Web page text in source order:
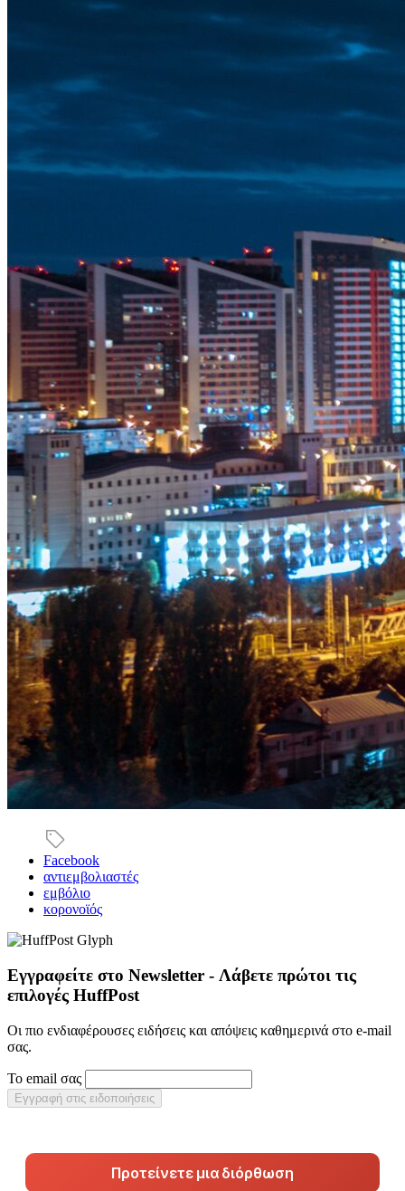
Facebook
αντιεμβολιαστές
εμβόλιο
κορονοϊός
Εγγραφείτε στο Newsletter - Λάβετε πρώτοι τις
επιλογές HuffPost
Οι πιο ενδιαφέρουσες ειδήσεις και απόψεις καθημερινά στο e-mail
σας.
Το email σας
Εγγραφή στις ειδοποιήσεις
Προτείνετε μια διόρθωση